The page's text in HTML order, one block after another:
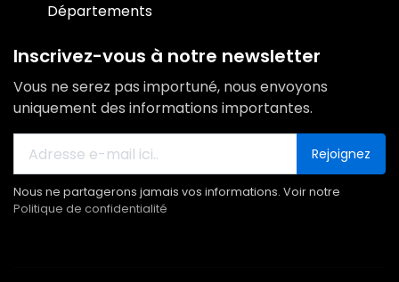
Départements
Inscrivez-vous à notre newsletter
Vous ne serez pas importuné, nous envoyons
uniquement des informations importantes.
Rejoignez
Nous ne partagerons jamais vos informations. Voir notre
Politique de confidentialité